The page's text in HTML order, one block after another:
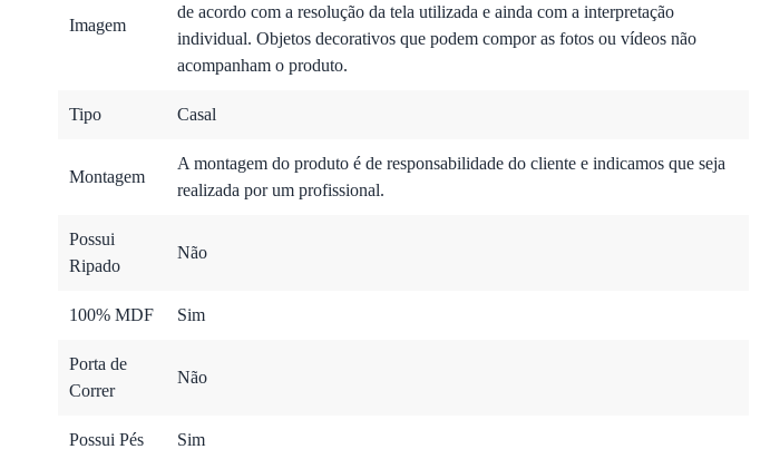
Imagem
de acordo com a resolução da tela utilizada e ainda com a interpretação
individual. Objetos decorativos que podem compor as fotos ou vídeos não
acompanham o produto.
Tipo Casal
Montagem
A montagem do produto é de responsabilidade do cliente e indicamos que seja
realizada por um profissional.
Possui
Ripado
Não
100% MDF Sim
Porta de
Correr
Não
Possui Pés Sim